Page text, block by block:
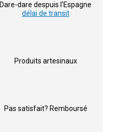
Dare-dare despuis l'Espagne
délai de transit
Produits artesinaux
Pas satisfait? Remboursé